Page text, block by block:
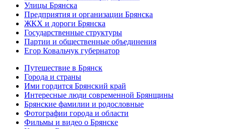
Улицы Брянска
Предприятия и организации Брянска
ЖКХ и дороги Брянска
Государственные структуры
Партии и общественные объединения
Егор Ковальчук губернатор
Путешествие в Брянск
Города и страны
Ими гордится Брянский край
Интересные люди современной Брянщины
Брянские фамилии и родословные
Фотографии города и области
Фильмы и видео о Брянске